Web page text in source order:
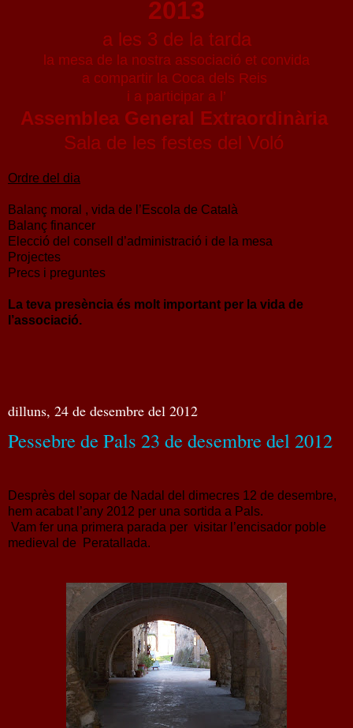
2013
a les 3 de la tarda
la mesa de la nostra associació et convida
a compartir la Coca dels Reis
i a participar a l’
Assemblea General Extraordinària
Sala de les festes del Voló
Ordre del dia
Balanç moral , vida de l’Escola de Català
Balanç financer
Elecció del consell d’administració i de la mesa
Projectes
Precs i preguntes
La teva presència és molt important per la vida de
l’associació.
dilluns, 24 de desembre del 2012
Pessebre de Pals 23 de desembre del 2012
Desprès del sopar de Nadal del dimecres 12 de desembre,
hem acabat l’any 2012 per una sortida a Pals.
Vam fer una primera parada per visitar l’encisador poble
medieval de Peratallada.